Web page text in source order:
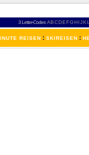
3 Letter-Codes ABCDEFGH IJKL
REISEN : SKIREISEN :